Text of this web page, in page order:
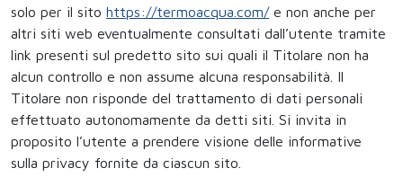
solo per il sito https://termoacqua.com/e non anche per
altri siti web eventualmente consultati dall’utente tramite
link presenti sul predetto sito sui quali il Titolare non ha
alcun controllo e non assume alcuna responsabilità. Il
Titolare non risponde del trattamento di dati personali
effettuato autonomamente da detti siti. Si invita in
proposito l’utente a prendere visione delle informative
sulla privacy fornite da ciascun sito.